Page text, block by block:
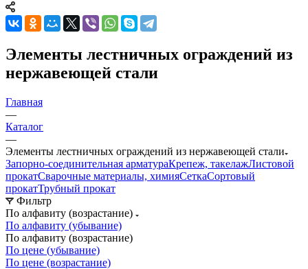
Элементы лестничных ограждений из
нержавеющей стали
Главная
—
Каталог
—
Элементы лестничных ограждений из нержавеющей стали
Запорно-соединительная арматураКрепеж, такелажЛистовой
прокатСварочные материалы, химияСеткаСортовый
прокатТрубный прокат
Фильтр
По алфавиту (возрастание)
По алфавиту (убывание)
По алфавиту (возрастание)
По цене (убывание)
По цене (возрастание)